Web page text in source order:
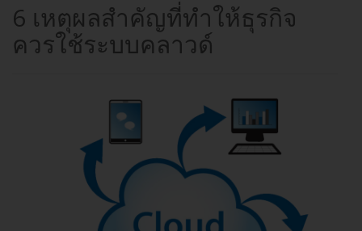
6 เหตุผลสำคัญที่ทำให้ธุรกิจ
ควรใช้ระบบคลาวด์